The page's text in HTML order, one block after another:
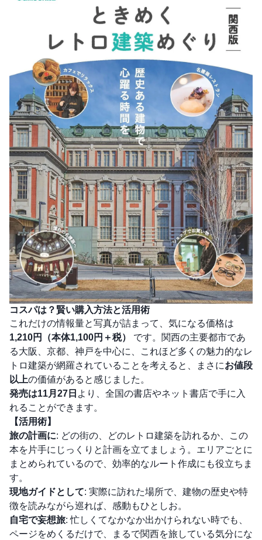
コスパは？賢い購入方法と活用術
これだけの情報量と写真が詰まって、気になる価格は
1,210円（本体1,100円＋税）
です。関西の主要都市であ
る大阪、京都、神戸を中心に、これほど多くの魅力的なレ
トロ建築が網羅されていることを考えると、まさにお値段
以上の価値があると感じました。
発売は11月27日 より、全国の書店やネット書店で手に入
れることができます。
【活用術】
旅の計画に: どの街の、どのレトロ建築を訪れるか、この
本を片手にじっくりと計画を立てましょう。エリアごとに
まとめられているので、効率的なルート作成にも役立ちま
す。
現地ガイドとして: 実際に訪れた場所で、建物の歴史や特
徴を読みながら巡れば、感動もひとしお。
自宅で妄想旅: 忙しくてなかなか出かけられない時でも、
ページをめくるだけで、まるで関西を旅している気分にな